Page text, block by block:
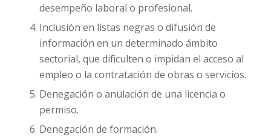
desempeño laboral o profesional.
Inclusión en listas negras o difusión de
información en un determinado ámbito
sectorial, que dificulten o impidan el acceso al
empleo o la contratación de obras o servicios.
Denegación o anulación de una licencia o
permiso.
Denegación de formación.